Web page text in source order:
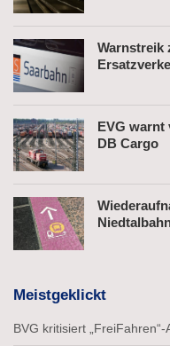
Warnstreik
EVG warnt
DB Cargo
Meistgeklickt
BVG kritisiert